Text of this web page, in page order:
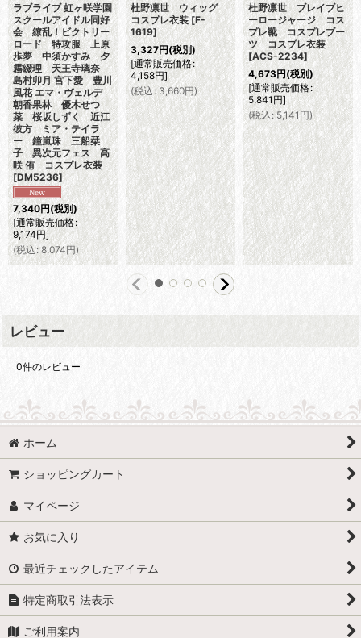
ラブライブ 虹ヶ咲学園
スクールアイドル同好
会 繚乱！ビクトリー
ロード 特攻服 上原
歩夢 中須かすみ 夕
霧綴理 天王寺璃奈
島村卯月 宮下愛 豊川
風花 エマ・ヴェルデ
朝香果林 優木せつ
菜 桜坂しずく 近江
彼方 ミア・テイラ
ー 鐘嵐珠 三船栞
子 異次元フェス 高
咲 侑 コスプレ衣装
[DM5236]
7,340円(税別)
[通常販売価格:
9,174円]
(税込: 8,074円)
杜野凛世 ウィッグ
コスプレ衣装 [F-
1619]
3,327円(税別)
[通常販売価格:
4,158円]
(税込: 3,660円)
杜野凛世 ブレイブヒ
ーロージャージ コス
プレ靴 コスプレブー
ツ コスプレ衣装
[ACS-2234]
4,673円(税別)
[通常販売価格:
5,841円]
(税込 : 5,141円)
レビュー
0件のレビュー
ホーム
ショッピングカート
マイページ
お気に入り
最近チェックしたアイテム
特定商取引法表示
ご利用案内